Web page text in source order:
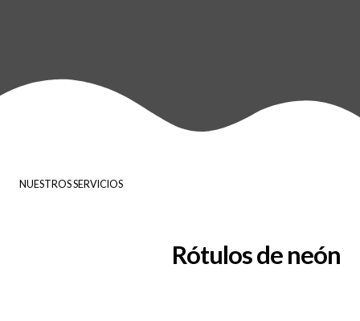
NUESTROS SERVICIOS
Rótulos de neón